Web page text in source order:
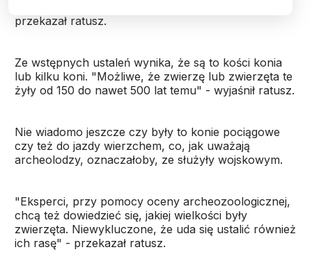
przekazał ratusz.
Ze wstępnych ustaleń wynika, że są to kości konia
lub kilku koni. "Możliwe, że zwierzę lub zwierzęta te
żyły od 150 do nawet 500 lat temu" - wyjaśnił ratusz.
Nie wiadomo jeszcze czy były to konie pociągowe
czy też do jazdy wierzchem, co, jak uważają
archeolodzy, oznaczałoby, ze służyły wojskowym.
"Eksperci, przy pomocy oceny archeozoologicznej,
chcą też dowiedzieć się, jakiej wielkości były
zwierzęta. Niewykluczone, że uda się ustalić również
ich rasę" - przekazał ratusz.